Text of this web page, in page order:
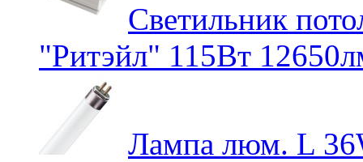
Светильник
"Ритэйл" 115Вт
Лампа люм. L